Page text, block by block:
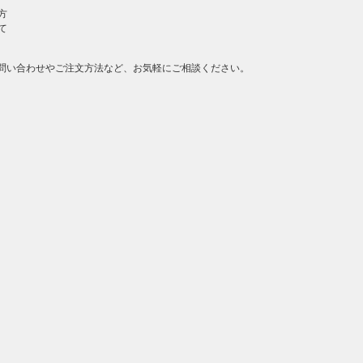
い合わせやご注文方法など、お気軽にご相談ください。